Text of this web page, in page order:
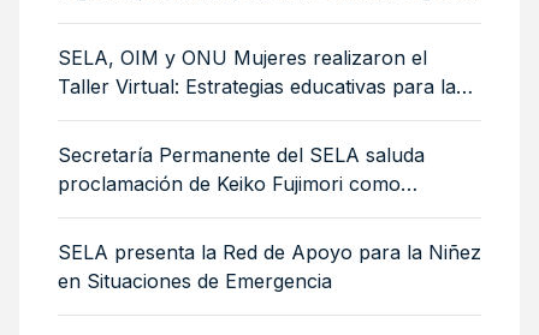
medidas sanitarias y fitosanitarias para la
sostenibilidad ambiental
SELA, OIM y ONU Mujeres realizaron el
Taller Virtual: Estrategias educativas para la
integración de mujeres y niñas migrantes
Secretaría Permanente del SELA saluda
proclamación de Keiko Fujimori como
Presidenta de Perú
SELA presenta la Red de Apoyo para la Niñez
en Situaciones de Emergencia